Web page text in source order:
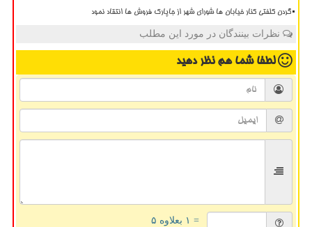
گردن کلفتی کنار خیابان ها شورای شهر از جاپارک فروش ها انتقاد نمود
نظرات بینندگان در مورد این مطلب
لطفا شما همنظر دهید
= ۱ بعلاوه ۵